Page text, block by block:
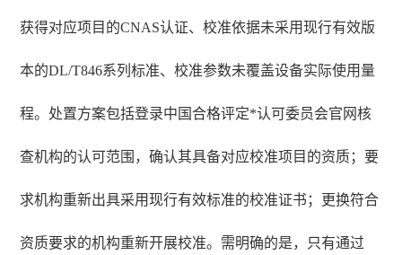
获得对应项目的CNAS认证、校准依据未采用现行有效版
本的DL/T846系列标准、校准参数未覆盖设备实际使用量
程。处置方案包括登录中国合格评定*认可委员会官网核
查机构的认可范围，确认其具备对应校准项目的资质；要
求机构重新出具采用现行有效标准的校准证书；更换符合
资质要求的机构重新开展校准。需明确的是，只有通过